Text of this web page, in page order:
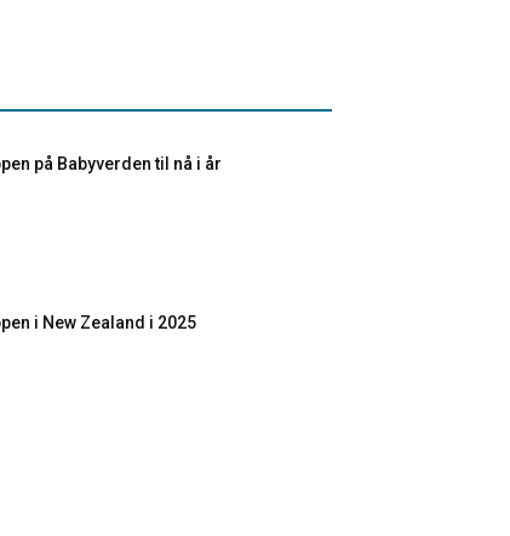
på Babyverden til nå i år
i New Zealand i 2025